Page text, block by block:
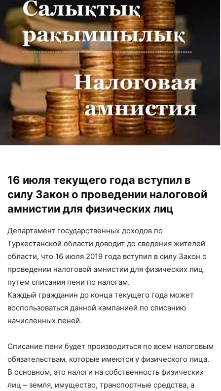
16 июля текущего года вступил в
силу Закон о проведении налоговой
амнистии для физических лиц
Департамент государственных доходов по
Туркестанской области доводит до сведения жителей
области, что 16 июля 2019 года вступил в силу Закон о
проведении налоговой амнистии для физических лиц
путем списания пени по налогам.
Каждый гражданин до конца текущего года может
воспользоваться данной кампанией по списанию
начисленных пеней.
Списание пени будет производиться по всем налоговым
обязательствам, которые имеются у физического лица.
В основном, это налоги на собственность физических
лиц – земля, имущество, транспортные средства, а